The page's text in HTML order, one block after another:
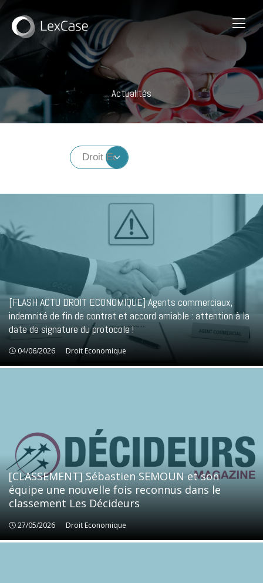
Actualités
[FLASH ACTU DROIT ECONOMIQUE] Agents commerciaux,
indemnité de fin de contrat et accord amiable : attention à la
date de signature du protocole !
04/06/2026 Droit Economique
Droit Economique
[CLASSEMENT] Sébastien SEMOUN et son
équipe une nouvelle fois reconnus dans le
classement Les Décideurs
27/05/2026 Droit Economique
Droit Economique